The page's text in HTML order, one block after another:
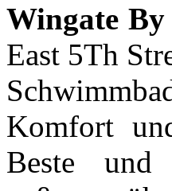
Wingate
East 5Th
Komfort
Beste